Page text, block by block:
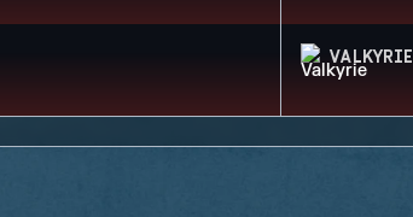
VALKYRIE